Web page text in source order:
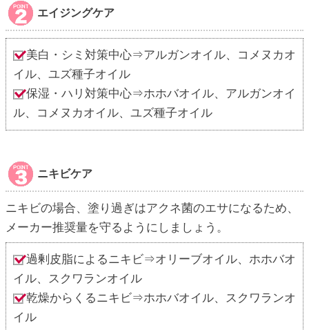
エイジングケア
美白・シミ対策中心⇒アルガンオイル、コメヌカオ
イル、ユズ種子オイル
保湿・ハリ対策中心⇒ホホバオイル、アルガンオイ
ル、コメヌカオイル、ユズ種子オイル
ニキビケア
ニキビの場合、塗り過ぎはアクネ菌のエサになるため、
メーカー推奨量を守るようにしましょう。
過剰皮脂によるニキビ⇒オリーブオイル、ホホバオ
イル、スクワランオイル
乾燥からくるニキビ⇒ホホバオイル、スクワランオ
イル